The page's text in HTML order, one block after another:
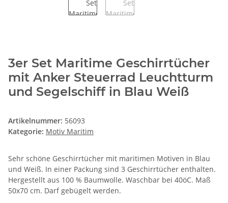
3er Set Maritime Geschirrtücher
mit Anker Steuerrad Leuchtturm
und Segelschiff in Blau Weiß
Artikelnummer: 56093
Kategorie: Motiv Maritim
Sehr schöne Geschirrtücher mit maritimen Motiven in Blau
und Weiß. In einer Packung sind 3 Geschirrtücher enthalten.
Hergestellt aus 100 % Baumwolle. Waschbar bei 40öC. Maß
50x70 cm. Darf gebügelt werden.